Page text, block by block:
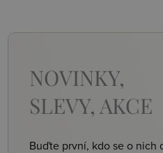
NOVINKY,
SLEVY, AKCE
Buďte první, kdo se o nich